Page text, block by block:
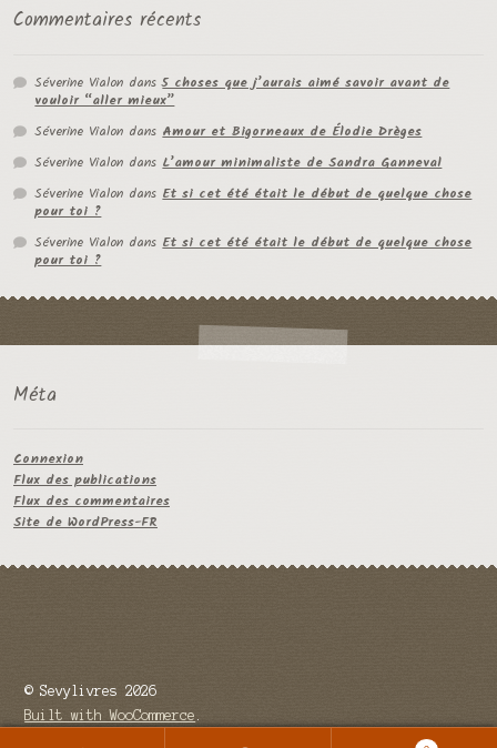
Commentaires récents
Séverine Vialon dans5 choses que j’aurais aimé savoir avant de
vouloir “aller mieux”
Séverine Vialon dans Amour et Bigorneaux de Élodie Drèges
Séverine Vialon dans L’amour minimaliste de Sandra Ganneval
Séverine Vialon dans Et si cet été était le début de quelque chose
pour toi ?
Séverine Vialon dans Et si cet été était le début de quelque chose
pour toi ?
Méta
Connexion
Flux des publications
Flux des commentaires
Site de WordPress-FR
© Sevylivres 2026
Built with WooCommerce